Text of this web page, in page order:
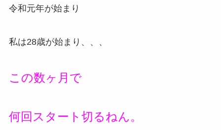
令和元年が始まり
私は28歳が始まり、、、
この数ヶ月で
何回スタート切るねん。